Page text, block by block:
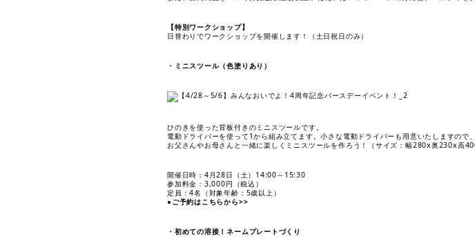
【特別ワークショップ】
日替わりでワークショップを開催します！（土日祝日のみ）
・ミニスツール（色塗りあり）
ひのきを使った背板付きのミニスツールです。
電動ドライバーを使って1から組み立てます。小さな電動ドライバーも用意いたしますので
お父さんやお母さんと一緒に楽しくミニスツールを作ろう！（サイズ：幅280x奥230x高
開催日時：4月28日（土）14:00～15:30
参加料金：3,000円（税込）
定員：4名（対象年齢：5歳以上）
●ご予約はこちらから>>
・初めての溶接！ネームプレートづくり